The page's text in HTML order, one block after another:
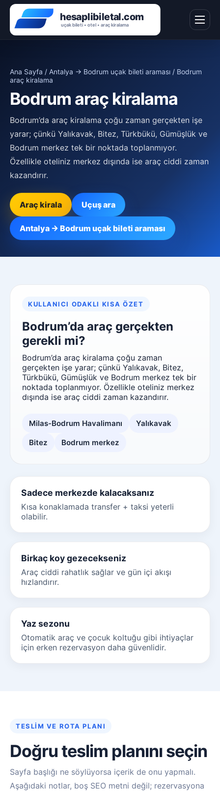
Ana Sayfa / Antalya → Bodrum uçak bileti araması / Bodrum
araç kiralama
Bodrum araç kiralama
Bodrum’da araç kiralama çoğu zaman gerçekten işe
yarar; çünkü Yalıkavak, Bitez, Türkbükü, Gümüşlük ve
Bodrum merkez tek bir noktada toplanmıyor.
Özellikle oteliniz merkez dışında ise araç ciddi zaman
kazandırır.
Araç kirala Uçuş ara
Antalya → Bodrum uçak bileti araması
KULLANICI ODAKLI KISA ÖZET
Bodrum’da araç gerçekten
gerekli mi?
Bodrum’da araç kiralama çoğu zaman
gerçekten işe yarar; çünkü Yalıkavak, Bitez,
Türkbükü, Gümüşlük ve Bodrum merkez tek bir
noktada toplanmıyor. Özellikle oteliniz merkez
dışında ise araç ciddi zaman kazandırır.
Milas-Bodrum Havalimanı Yalıkavak
Bitez Bodrum merkez
Sadece merkezde kalacaksanız
Kısa konaklamada transfer + taksi yeterli
olabilir.
Birkaç koy gezecekseniz
Araç ciddi rahatlık sağlar ve gün içi akışı
hızlandırır.
Yaz sezonu
Otomatik araç ve çocuk koltuğu gibi ihtiyaçlar
için erken rezervasyon daha güvenlidir.
TESLIM VE ROTA PLANI
Doğru teslim planını seçin
Sayfa başlığı ne söylüyorsa içerik de onu yapmalı.
Aşağıdaki notlar, boş SEO metni değil; rezervasyona